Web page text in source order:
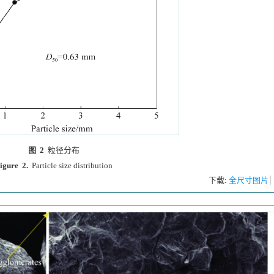
图 2 粒径分布
2. Particle size distribution
下载: 全尺寸图片